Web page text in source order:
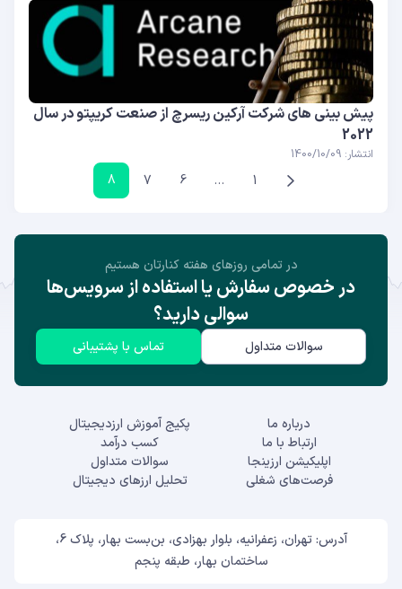
پیش بینی های شرکت آرکین ریسرچ از صنعت کریپتو در سال
2022
انتشار: 1400/10/09
1
…
6
7
8
در تمامی روز‌های هفته کنارتان هستیم
در خصوص سفارش یا استفاده از سرویس‌ها
سوالی دارید؟
سوالات متداول تماس با پشتیبانی
درباره ما
ارتباط با ما
اپلیکیشن ارزینجا
فرصت‌های شغلی
پکیج آموزش ارزدیجیتال
کسب درآمد
سوالات متداول
تحلیل ارزهای دیجیتال
آدرس: تهران، زعفرانیه، بلوار بهزادی، بن‌بست بهار، پلاک 6،
ساختمان بهار، طبقه پنجم